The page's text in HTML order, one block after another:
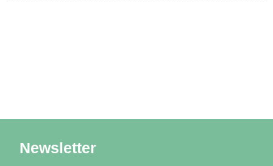
Newsletter